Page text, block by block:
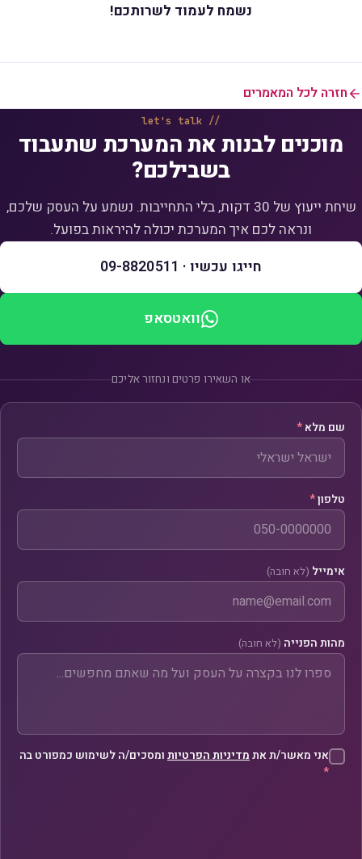
נשמח לעמוד לשרותכם!
חזרה לכל המאמרים
let's talk
מוכנים לבנות את המערכת שתעבוד
בשבילכם?
שיחת ייעוץ של 30 דקות, בלי התחייבות. נשמע על העסק שלכם,
ונראה לכם איך המערכת יכולה להיראות בפועל.
חייגו עכשיו · 09-8820511
וואטסאפ
או השאירו פרטים ונחזור אליכם
שם מלא *
טלפון*
אימייל (לא חובה)
מהות הפנייה (לא חובה)
אני מאשר/ת את מדיניות הפרטיות ומסכים/ה לשימוש כמפורט בה
*